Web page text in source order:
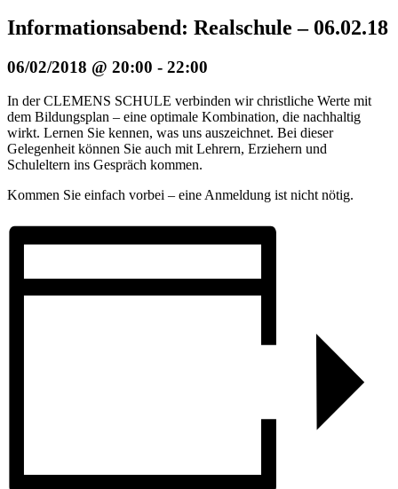
Informationsabend: Realschule – 06.02.18
06/02/2018 @ 20:00 - 22:00
In der CLEMENS SCHULE verbinden wir christliche Werte mit
dem Bildungsplan – eine optimale Kombination, die nachhaltig
wirkt. Lernen Sie kennen, was uns auszeichnet. Bei dieser
Gelegenheit können Sie auch mit Lehrern, Erziehern und
Schuleltern ins Gespräch kommen.
Kommen Sie einfach vorbei – eine Anmeldung ist nicht nötig.